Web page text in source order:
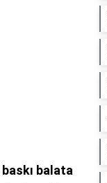
baskı balata